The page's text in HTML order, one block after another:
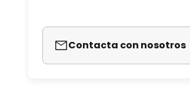
Contacta con nosotros